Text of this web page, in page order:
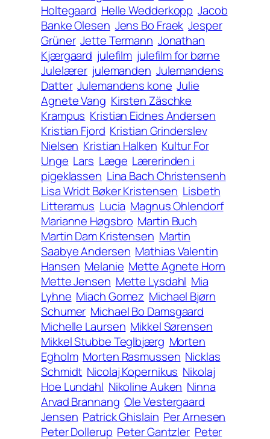
Holtegaard Helle Wedderkopp Jacob
Banke Olesen Jens Bo Fraek Jesper
Grüner Jette Termann Jonathan
Kjærgaard julefilm julefilm for børne
Julelærer julemanden Julemandens
Datter Julemandens kone Julie
Agnete Vang Kirsten Zäschke
Krampus Kristian Eidnes Andersen
Kristian Fjord Kristian Grinderslev
Nielsen Kristian Halken Kultur For
Unge Lars Læge Lærerinden i
pigeklassen Lina Bach Christensenh
Lisa Wridt Bøker Kristensen Lisbeth
Litteramus Lucia Magnus Ohlendorf
Marianne Høgsbro Martin Buch
Martin Dam Kristensen Martin
Saabye Andersen Mathias Valentin
Hansen Melanie Mette Agnete Horn
Mette Jensen Mette Lysdahl Mia
Lyhne Miach Gomez Michael Bjørn
Schumer Michael Bo Damsgaard
Michelle Laursen Mikkel Sørensen
Mikkel Stubbe Teglbjærg Morten
Egholm Morten Rasmussen Nicklas
Schmidt Nicolaj Kopernikus Nikolaj
Hoe Lundahl Nikoline Auken Ninna
Arvad Brannang Ole Vestergaard
Jensen Patrick Ghislain Per Arnesen
Peter Dollerup Peter Gantzler Peter